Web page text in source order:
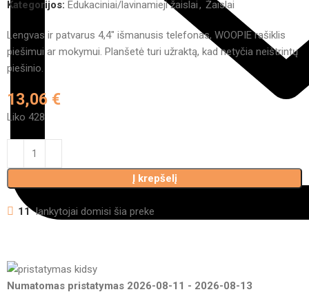
Kategorijos: Edukaciniai/lavinamieji žaislai, Žaislai
Lengvas ir patvarus 4,4″ išmanusis telefonas, WOOPIE rašiklis
piešimui ar mokymui. Planšetė turi užraktą, kad netyčia neištrintų
piešinio.
13,06 €
Liko 428
Į krepšelį
11 lankytojai domisi šia preke
Numatomas pristatymas 2026-08-11 - 2026-08-13